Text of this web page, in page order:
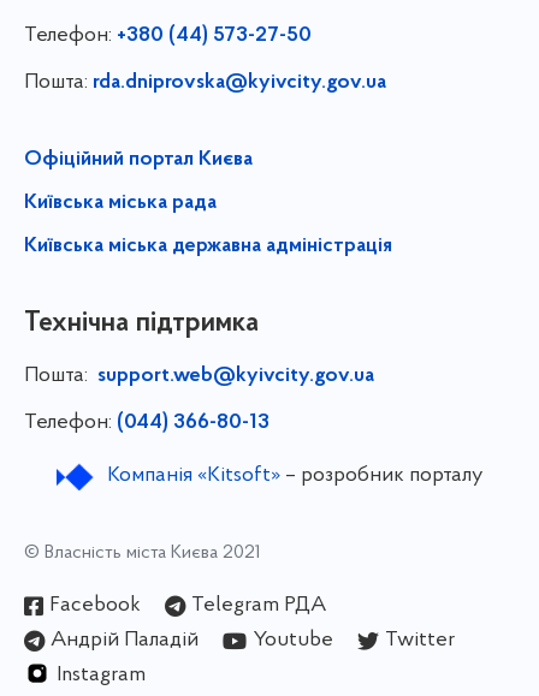
Телефон: +380 (44) 573-27-50
Пошта: rda.dniprovska@kyivcity.gov.ua
Офіційний портал Києва
Київська міська рада
Київська міська державна адміністрація
Технічна підтримка
Пошта: support.web@kyivcity.gov.ua
Телефон: (044) 366-80-13
Компанія «Kitsoft»– розробник порталу
© Власність міста Києва 2021
Facebook
Telegram РДА
Андрій Паладій
Youtube
Twitter
Instagram